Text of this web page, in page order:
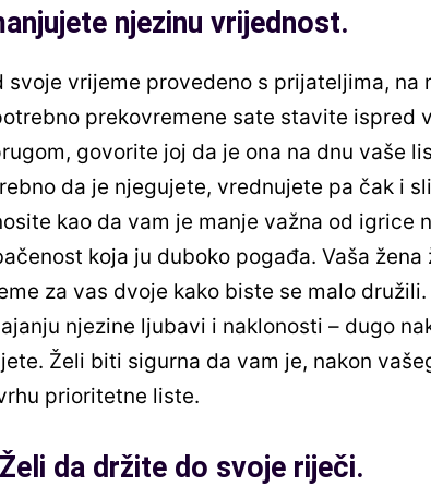
njezinu vrijednost.
svoje vrijeme provedeno s prijateljima, na
prekovremene sate stavite ispred
govorite joj da je ona na dnu vaše
da je njegujete, vrednujete pa čak i
kao da vam je manje važna od igrice
koja ju duboko pogađa. Vaša
za vas dvoje kako biste se malo
njezine ljubavi i naklonosti – dugo
Želi biti sigurna da vam je, nakon
prioritetne liste.
da držite do svoje riječi.